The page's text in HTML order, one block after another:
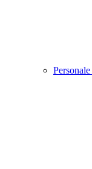
Personale